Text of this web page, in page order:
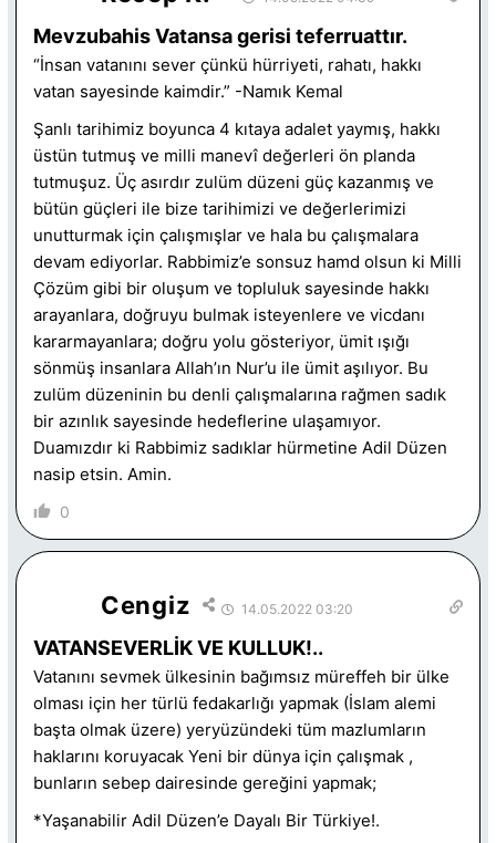
Mevzubahis Vatansa gerisi teferruattır.
“İnsan vatanını sever çünkü hürriyeti, rahatı, hakkı
vatan sayesinde kaimdir.” -Namık Kemal
Şanlı tarihimiz boyunca 4 kıtaya adalet yaymış, hakkı
üstün tutmuş ve milli manevî değerleri ön planda
tutmuşuz. Üç asırdır zulüm düzeni güç kazanmış ve
bütün güçleri ile bize tarihimizi ve değerlerimizi
unutturmak için çalışmışlar ve hala bu çalışmalara
devam ediyorlar. Rabbimiz’e sonsuz hamd olsun ki Milli
Çözüm gibi bir oluşum ve topluluk sayesinde hakkı
arayanlara, doğruyu bulmak isteyenlere ve vicdanı
kararmayanlara; doğru yolu gösteriyor, ümit ışığı
sönmüş insanlara Allah’ın Nur’u ile ümit aşılıyor. Bu
zulüm düzeninin bu denli çalışmalarına rağmen sadık
bir azınlık sayesinde hedeflerine ulaşamıyor.
Duamızdır ki Rabbimiz sadıklar hürmetine Adil Düzen
nasip etsin. Amin.
0
Cengiz 14.05.2022 03:20
VATANSEVERLİK VE KULLUK!..
Vatanını sevmek ülkesinin bağımsız müreffeh bir ülke
olması için her türlü fedakarlığı yapmak (İslam alemi
başta olmak üzere) yeryüzündeki tüm mazlumların
haklarını koruyacak Yeni bir dünya için çalışmak ,
bunların sebep dairesinde gereğini yapmak;
*Yaşanabilir Adil Düzen’e Dayalı Bir Türkiye!.